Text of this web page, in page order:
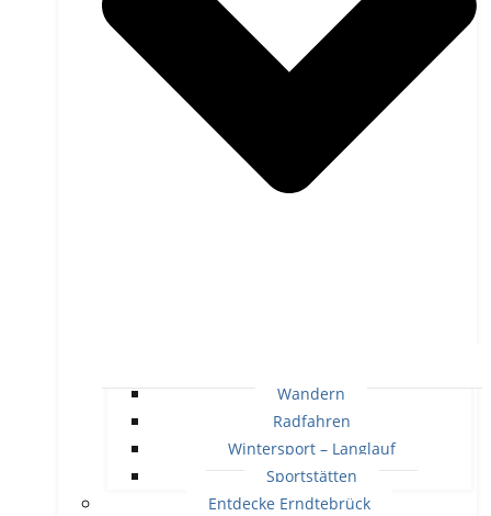
Wandern
Radfahren
Wintersport – Langlauf
Sportstätten
Entdecke Erndtebrück